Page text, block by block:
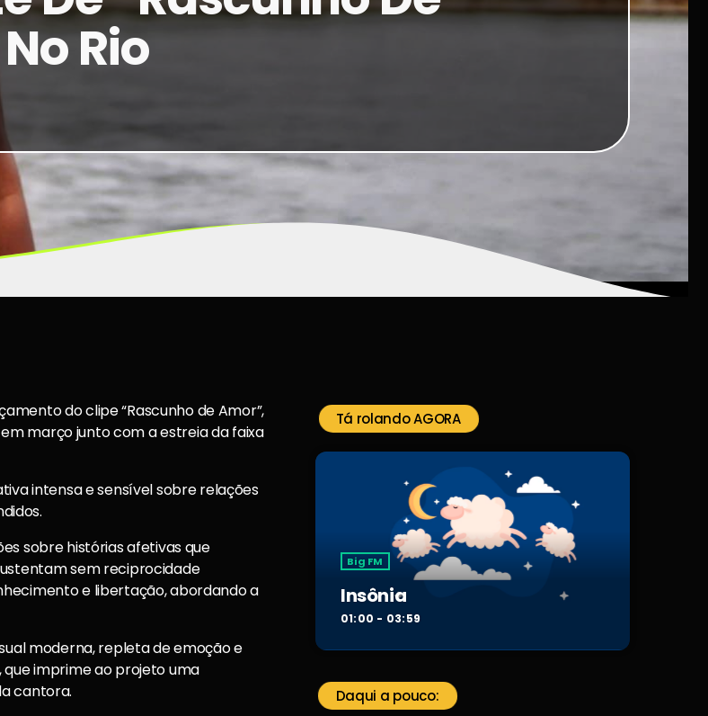
Rio
do clipe “Rascunho de Amor”,
março junto com a estreia da faixa
intensa e sensível sobre relações
sobre histórias afetivas que
sem reciprocidade
e libertação, abordando a
moderna, repleta de emoção e
que imprime ao projeto uma
cantora.
Tá rolando AGORA
Big FM
Insônia
01:00 - 03:59
Daqui a pouco: